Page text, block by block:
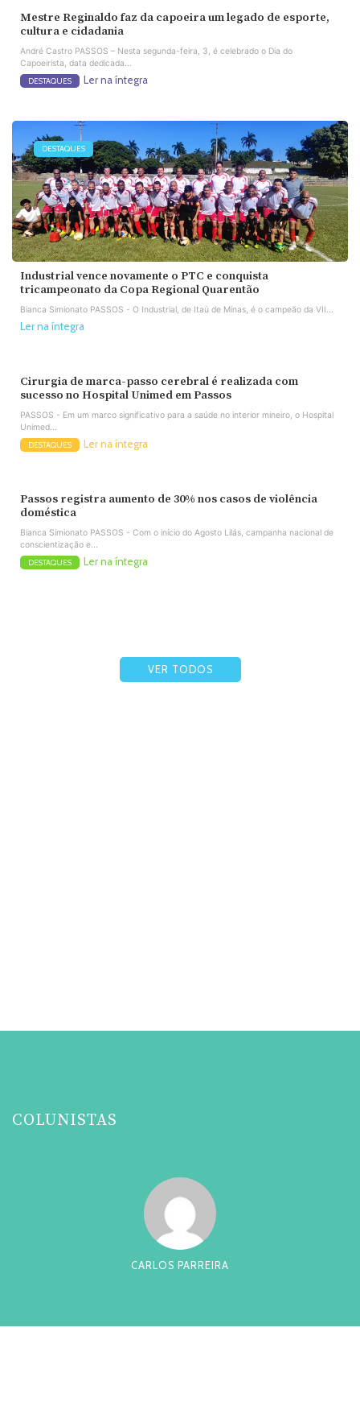
Mestre Reginaldo faz da capoeira um legado de esporte,
cultura e cidadania
André Castro PASSOS – Nesta segunda-feira, 3, é celebrado o Dia do
Capoeirista, data dedicada...
DESTAQUES Ler na íntegra
DESTAQUES
Industrial vence novamente o PTC e conquista
tricampeonato da Copa Regional Quarentão
Bianca Simionato PASSOS - O Industrial, de Itaú de Minas, é o campeão da VII...
Ler na íntegra
Cirurgia de marca-passo cerebral é realizada com
sucesso no Hospital Unimed em Passos
PASSOS - Em um marco significativo para a saúde no interior mineiro, o Hospital
Unimed...
DESTAQUES Ler na íntegra
Passos registra aumento de 30% nos casos de violência
doméstica
Bianca Simionato PASSOS - Com o início do Agosto Lilás, campanha nacional de
conscientização e...
DESTAQUES Ler na íntegra
VER TODOS
COLUNISTAS
CARLOS PARREIRA